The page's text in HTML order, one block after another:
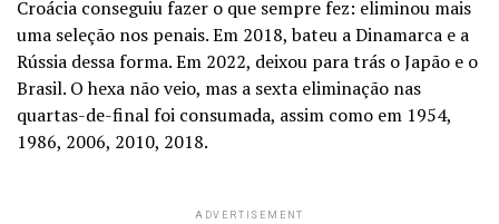
Croácia conseguiu fazer o que sempre fez: eliminou mais
uma seleção nos penais. Em 2018, bateu a Dinamarca e a
Rússia dessa forma. Em 2022, deixou para trás o Japão e o
Brasil. O hexa não veio, mas a sexta eliminação nas
quartas-de-final foi consumada, assim como em 1954,
1986, 2006, 2010, 2018.
ADVERTISEMENT